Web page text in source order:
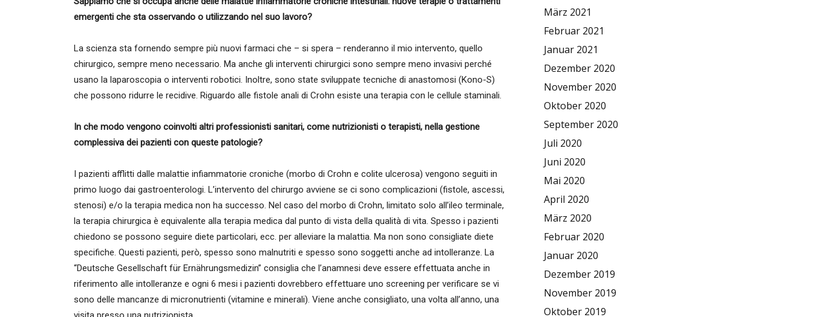
emergenti che sta osservando o utilizzando nel suo lavoro?
La scienza sta fornendo sempre più nuovi farmaci che – si spera – renderanno il mio intervento, quello
chirurgico, sempre meno necessario. Ma anche gli interventi chirurgici sono sempre meno invasivi perché
usano la laparoscopia o interventi robotici. Inoltre, sono state sviluppate tecniche di anastomosi (Kono-S)
che possono ridurre le recidive. Riguardo alle fistole anali di Crohn esiste una terapia con le cellule staminali.
In che modo vengono coinvolti altri professionisti sanitari, come nutrizionisti o terapisti, nella gestione
complessiva dei pazienti con queste patologie?
I pazienti afflitti dalle malattie infiammatorie croniche (morbo di Crohn e colite ulcerosa) vengono seguiti in
primo luogo dai gastroenterologi. L’intervento del chirurgo avviene se ci sono complicazioni (fistole, ascessi,
stenosi) e/o la terapia medica non ha successo. Nel caso del morbo di Crohn, limitato solo all’ileo terminale,
la terapia chirurgica è equivalente alla terapia medica dal punto di vista della qualità di vita. Spesso i pazienti
chiedono se possono seguire diete particolari, ecc. per alleviare la malattia. Ma non sono consigliate diete
specifiche. Questi pazienti, però, spesso sono malnutriti e spesso sono soggetti anche ad intolleranze. La
“Deutsche Gesellschaft für Ernährungsmedizin” consiglia che l’anamnesi deve essere effettuata anche in
riferimento alle intolleranze e ogni 6 mesi i pazienti dovrebbero effettuare uno screening per verificare se vi
sono delle mancanze di micronutrienti (vitamine e minerali). Viene anche consigliato, una volta all’anno, una
März 2021
Februar 2021
Januar 2021
Dezember 2020
November 2020
Oktober 2020
September 2020
Juli 2020
Juni 2020
Mai 2020
April 2020
März 2020
Februar 2020
Januar 2020
Dezember 2019
November 2019
Oktober 2019